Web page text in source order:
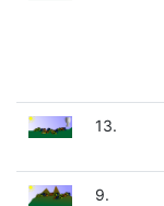
13.
9.